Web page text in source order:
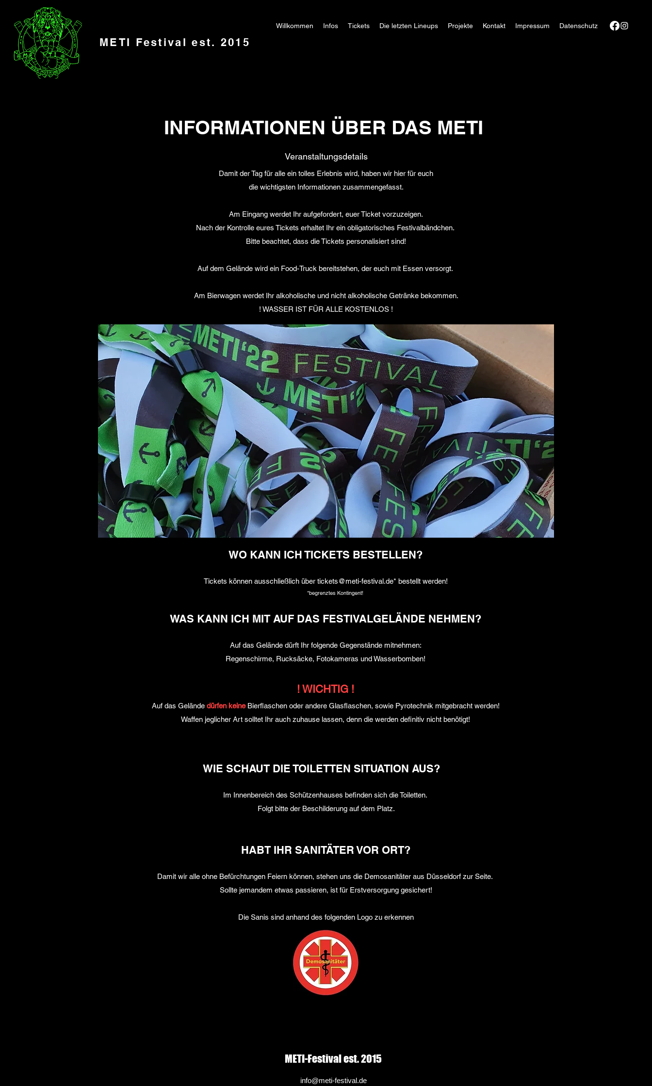
METI Festival est. 2015
Willkommen Infos Tickets Die letzten Lineups Projekte Kontakt Impressum Datenschutz
INFORMATIONEN ÜBER DAS METI
Veranstaltungsdetails
Damit der Tag für alle ein tolles Erlebnis wird, haben wir hier für euch
die wichtigsten Informationen zusammengefasst.
Am Eingang werdet Ihr aufgefordert, euer Ticket vorzuzeigen.
Nach der Kontrolle eures Tickets erhaltet Ihr ein obligatorisches Festivalbändchen.
Bitte beachtet, dass die Tickets personalisiert sind!
Auf dem Gelände wird ein Food-Truck bereitstehen, der euch mit Essen versorgt.
Am Bierwagen werdet Ihr alkoholische und nicht alkoholische Getränke bekommen.
! WASSER IST FÜR ALLE KOSTENLOS !
WO KANN ICH TICKETS BESTELLEN?
Tickets können ausschließlich über tickets@meti-festival.de* bestellt werden!
*begrenztes Kontingent!
WAS KANN ICH MIT AUF DAS FESTIVALGELÄNDE NEHMEN?
Auf das Gelände dürft Ihr folgende Gegenstände mitnehmen:
Regenschirme, Rucksäcke, Fotokameras und Wasserbomben!
! WICHTIG !
Auf das Gelände dürfen keine Bierflaschen oder andere Glasflaschen, sowie Pyrotechnik mitgebracht werden!
Waffen jeglicher Art solltet Ihr auch zuhause lassen, denn die werden definitiv nicht benötigt!
WIE SCHAUT DIE TOILETTEN SITUATION AUS?
Im Innenbereich des Schützenhauses befinden sich die Toiletten.
Folgt bitte der Beschilderung auf dem Platz.
HABT IHR SANITÄTER VOR ORT?
Damit wir alle ohne Befürchtungen Feiern können, stehen uns die Demosanitäter aus Düsseldorf zur Seite.
Sollte jemandem etwas passieren, ist für Erstversorgung gesichert!
Die Sanis sind anhand des folgenden Logo zu erkennen
METI-Festival est. 2015
info@meti-festival.de